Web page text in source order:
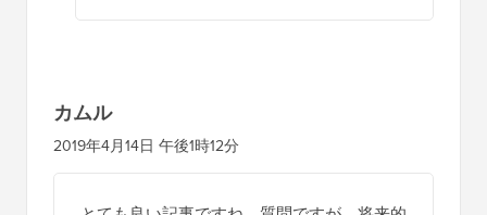
カムル
2019年4月14日 午後1時12分